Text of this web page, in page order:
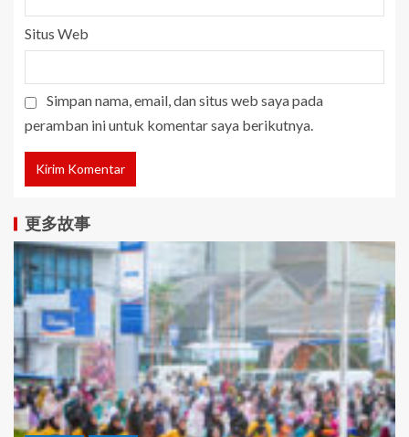
Situs Web
Simpan nama, email, dan situs web saya pada
peramban ini untuk komentar saya berikutnya.
更多故事